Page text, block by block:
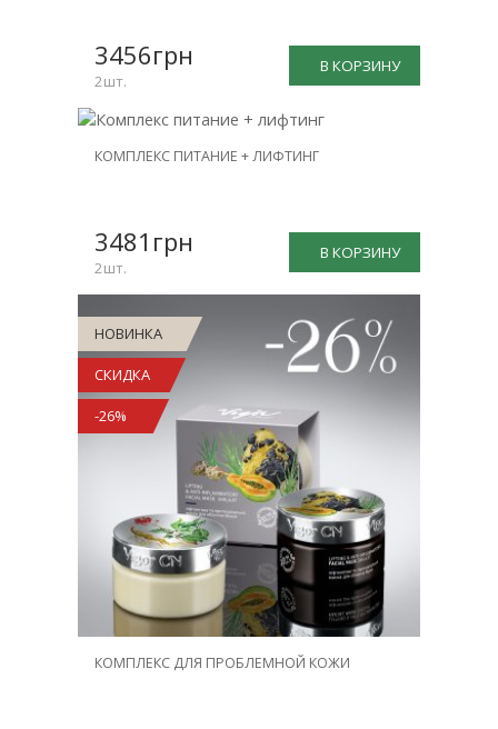
В КОРЗИНУ
3456грн
2шт.
НОВИНКА
-26%
КОМПЛЕКС ПИТАНИЕ + ЛИФТИНГ
В КОРЗИНУ
3481грн
2шт.
НОВИНКА
СКИДКА
-26%
КОМПЛЕКС ДЛЯ ПРОБЛЕМНОЙ КОЖИ